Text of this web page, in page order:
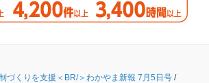
づくりを支援＜BR/＞わかやま新報 7月5日号 /